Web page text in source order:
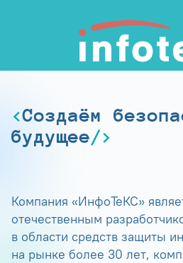
Создаём
будущее
Компания «ИнфоТеКС»
отечественным
в области средств защиты
на рынке более 30 лет,